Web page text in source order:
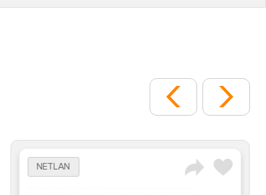
NETLAN